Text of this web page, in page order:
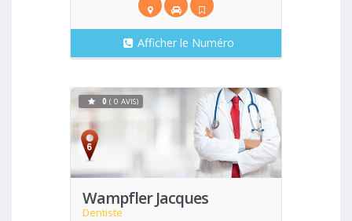
Afficher le Numéro
Wampfler Jacques
Dentiste
Voir
0 ( 0 AVIS)